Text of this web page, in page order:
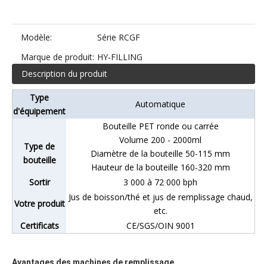
Modèle:
Série RCGF
Marque de produit: HY-FILLING
Description du produit
Type
d'équipement
Automatique
Type de
bouteille
Bouteille PET ronde ou carrée
Volume 200 - 2000ml
Diamètre de la bouteille 50-115 mm
Hauteur de la bouteille 160-320 mm
Sortir
3 000 à 72 000 bph
Votre produit
Jus de boisson/thé et jus de remplissage chaud,
etc.
Certificats
CE/SGS/OIN 9001